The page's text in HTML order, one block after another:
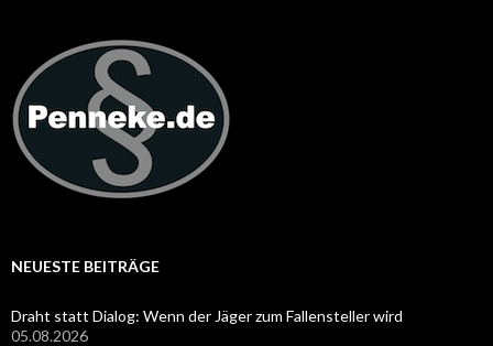
NEUESTE BEITRÄGE
Draht statt Dialog: Wenn der Jäger zum Fallensteller wird
05.08.2026